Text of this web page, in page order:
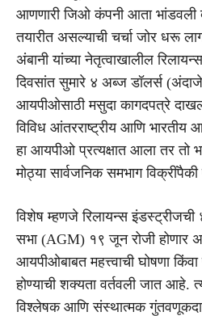
आणणारी जिओ कंपनी आता भांडवली
तयारीत असल्याची चर्चा जोर धरू
अंबानी यांच्या नेतृत्वाखालील
दिवसांत सुमारे ४ अब्ज डॉलर्स
आयपीओसाठी मसुदा कागदपत्रे
विविध आंतरराष्ट्रीय आणि भारतीय
हा आयपीओ प्रत्यक्षात आला तर तो
मोठ्या सार्वजनिक समभाग
विशेष म्हणजे रिलायन्स इंडस्ट्रीजची
सभा (AGM) १९ जून रोजी होणार
आयपीओबाबत महत्त्वाची घोषणा
होण्याची शक्यता वर्तवली जात आहे.
विश्लेषक आणि संस्थात्मक